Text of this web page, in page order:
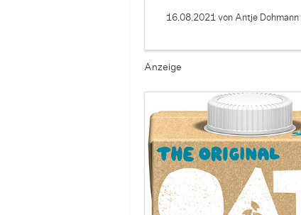
16.08.2021 von Antje Dohmann
Anzeige